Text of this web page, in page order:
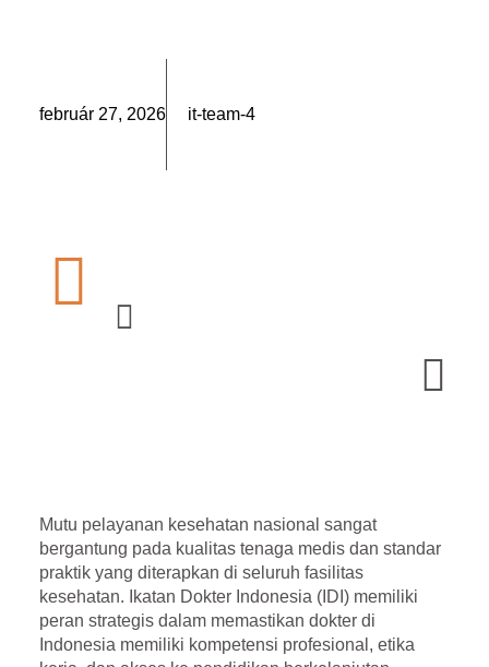
február 27, 2026 it-team-4
Mutu pelayanan kesehatan nasional sangat
bergantung pada kualitas tenaga medis dan standar
praktik yang diterapkan di seluruh fasilitas
kesehatan. Ikatan Dokter Indonesia (IDI) memiliki
peran strategis dalam memastikan dokter di
Indonesia memiliki kompetensi profesional, etika